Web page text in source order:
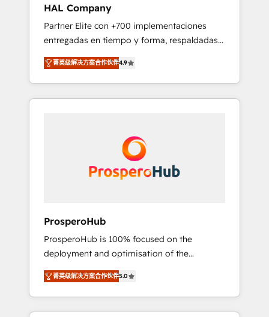
implementation and seamless integration of
the CRM platform into your digital
ecosystem. Would you like support in
deploying your inbound marketing strategy?
We'll provide support tailored to your needs
and sales objectives. With 125+ certifications,
we are part of the most certified Canadian
coast), our services are offered in both
HAL Company
Partner Elite con +700 implementaciones
entregadas en tiempo y forma, respaldadas
por 6 acreditaciones de HubSpot y un
equipo de 6 Certified Trainers avalados por
HubSpot Academy. Acompañamos a las
empresas en cada etapa de su crecimiento
Nos caracterizamos por combinar excelencia
técnica con una mirada estratégica a largo
菁英级解决方案合作伙伴4.9
ProsperoHub
ProsperoHub is 100% focused on the
deployment and optimisation of the
HubSpot CRM platform. Our highly
experienced team of solutions experts will
ensure that you achieve maximum adoption
and ROI from your HubSpot investment. Use
菁英级解决方案合作伙伴5.0